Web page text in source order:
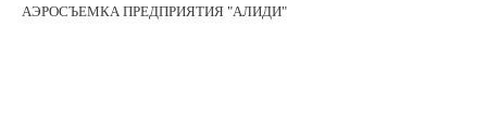
АЭРОСЪЕМКА ПРЕДПРИЯТИЯ "АЛИДИ"